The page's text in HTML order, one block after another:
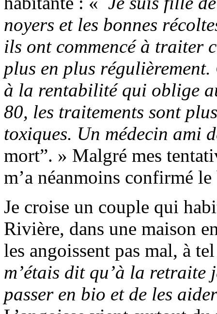
noyers et les bonnes
ils ont commencé à traiter
plus en plus régulièrement.
à la rentabilité qui oblige
80, les traitements sont
toxiques. Un médecin ami
mort”. » Malgré mes
m’a néanmoins confirmé
Je croise un couple qui
Rivière, dans une maison
les angoissent pas mal, à
m’étais dit qu’à la
passer en bio et de les